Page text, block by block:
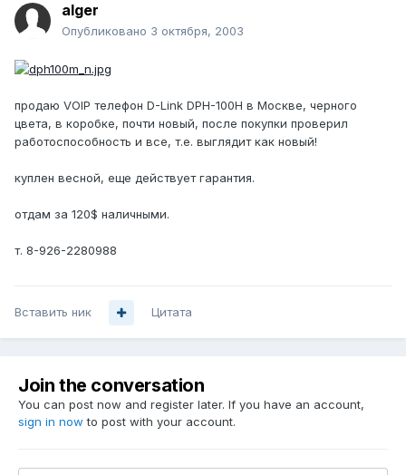
alger
Опубликовано 3 октября, 2003
продаю VOIP телефон D-Link DPH-100H в Москве, черного
цвета, в коробке, почти новый, после покупки проверил
работоспособность и все, т.е. выглядит как новый!
куплен весной, еще действует гарантия.
отдам за 120$ наличными.
т. 8-926-2280988
Вставить ник Цитата
Join the conversation
You can post now and register later. If you have an account,
sign in now to post with your account.